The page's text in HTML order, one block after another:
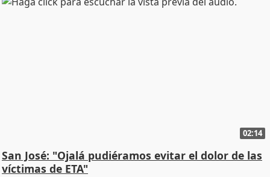
02:14
San José: "Ojalá pudiéramos evitar el dolor de las
víctimas de ETA"